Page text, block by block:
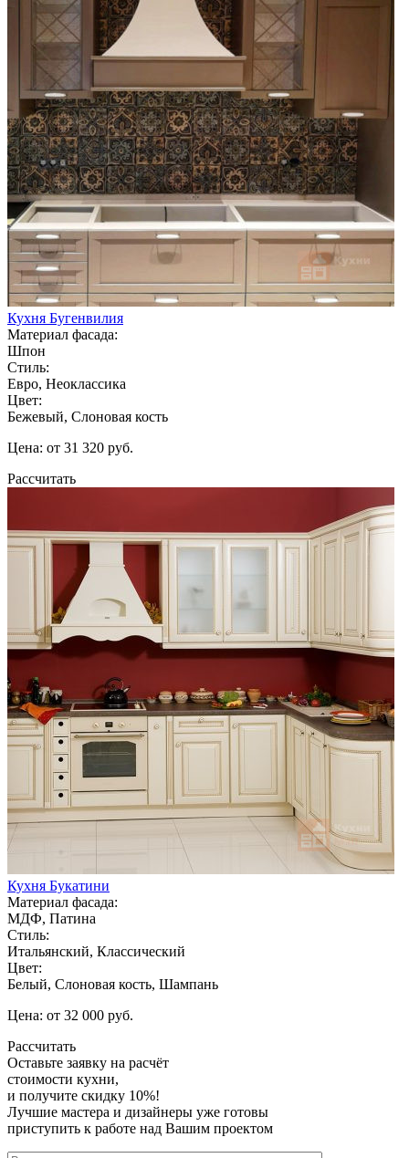
Кухня Бугенвилия
Материал фасада:
Шпон
Стиль:
Евро, Неоклассика
Цвет:
Бежевый, Слоновая кость
Цена: от 31 320 руб.
Рассчитать
Кухня Букатини
Материал фасада:
МДФ, Патина
Стиль:
Итальянский, Классический
Цвет:
Белый, Слоновая кость, Шампань
Цена: от 32 000 руб.
Рассчитать
Оставьте заявку на расчёт
стоимости кухни,
и получите скидку 10%!
Лучшие мастера и дизайнеры уже готовы
приступить к работе над Вашим проектом